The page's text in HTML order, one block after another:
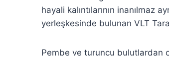
hayali kalıntılarının inanılmaz
yerleşkesinde bulunan VLT
Pembe ve turuncu bulutlardan